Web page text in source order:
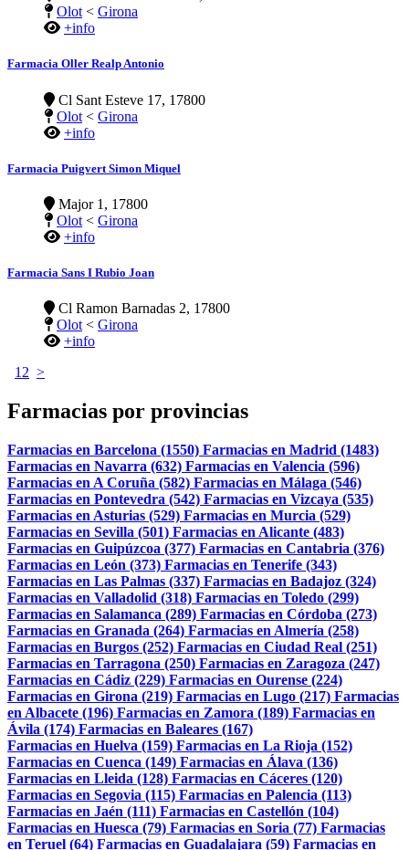
Olot < Girona
+info
Farmacia Oller Realp Antonio
Cl Sant Esteve 17, 17800
Olot < Girona
+info
Farmacia Puigvert Simon Miquel
Major 1, 17800
Olot < Girona
+info
Farmacia Sans I Rubio Joan
Cl Ramon Barnadas 2, 17800
Olot < Girona
+info
1 2 >
Farmacias por provincias
Farmacias en Barcelona (1550) Farmacias en Madrid (1483)
Farmacias en Navarra (632) Farmacias en Valencia (596)
Farmacias en A Coruña (582) Farmacias en Málaga (546)
Farmacias en Pontevedra (542) Farmacias en Vizcaya (535)
Farmacias en Asturias (529) Farmacias en Murcia (529)
Farmacias en Sevilla (501) Farmacias en Alicante (483)
Farmacias en Guipúzcoa (377) Farmacias en Cantabria (376)
Farmacias en León (373) Farmacias en Tenerife (343)
Farmacias en Las Palmas (337) Farmacias en Badajoz (324)
Farmacias en Valladolid (318) Farmacias en Toledo (299)
Farmacias en Salamanca (289) Farmacias en Córdoba (273)
Farmacias en Granada (264) Farmacias en Almería (258)
Farmacias en Burgos (252) Farmacias en Ciudad Real (251)
Farmacias en Tarragona (250) Farmacias en Zaragoza (247)
Farmacias en Cádiz (229) Farmacias en Ourense (224)
Farmacias en Girona (219) Farmacias en Lugo (217) Farmacias
en Albacete (196) Farmacias en Zamora (189) Farmacias en
Ávila (174) Farmacias en Baleares (167)
Farmacias en Huelva (159) Farmacias en La Rioja (152)
Farmacias en Cuenca (149) Farmacias en Álava (136)
Farmacias en Lleida (128) Farmacias en Cáceres (120)
Farmacias en Segovia (115) Farmacias en Palencia (113)
Farmacias en Jaén (111) Farmacias en Castellón (104)
Farmacias en Huesca (79) Farmacias en Soria (77) Farmacias
en Teruel (64) Farmacias en Guadalajara (59) Farmacias en